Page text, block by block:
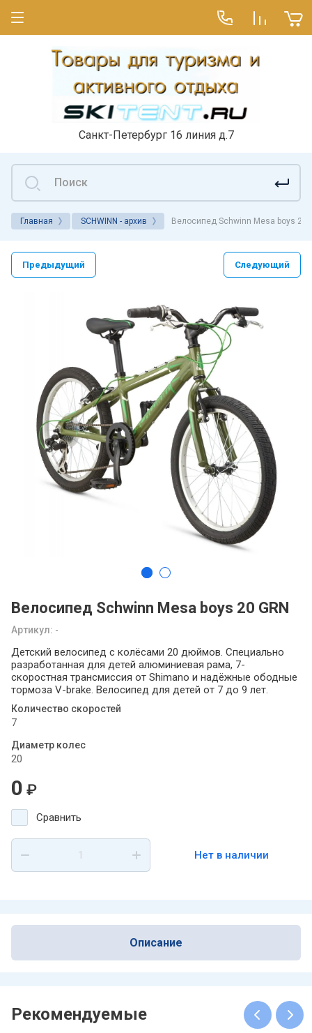
Санкт-Петербург 16 линия д.7
Главная SCHWINN - архив Велосипед Schwinn Mesa boys 20
Предыдущий Следующий
Велосипед Schwinn Mesa boys 20 GRN
Артикул: -
Детский велосипед с колёсами 20 дюймов. Специально
разработанная для детей алюминиевая рама, 7-
скоростная трансмиссия от Shimano и надёжные ободные
тормоза V-brake. Велосипед для детей от 7 до 9 лет.
Количество скоростей
7
Диаметр колес
20
0 ₽
Сравнить
Нет в наличии
Описание
Рекомендуемые